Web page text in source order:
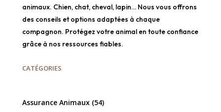
animaux. Chien, chat, cheval, lapin… Nous vous offrons
des conseils et options adaptées à chaque
compagnon. Protégez votre animal en toute confiance
grâce à nos ressources fiables.
CATÉGORIES
Assurance Animaux(54)